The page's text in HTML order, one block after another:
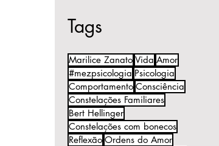
Tags
Marilice Zanato Vida Amor
#mezpsicologia Psicologia
Comportamento Consciência
Constelações Familiares
Bert Hellinger
Constelações com bonecos
Reflexão Ordens do Amor